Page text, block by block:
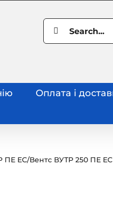
Search
for:
Оплата і
ПЕ ЕС/Вентс ВУТР 250 ПЕ